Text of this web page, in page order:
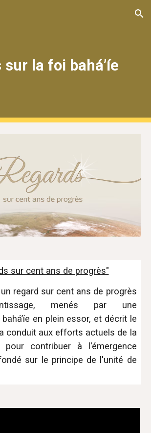
Skip to navigation
sur la foi bahá’íe
sur cent ans de progrès"
regard sur cent ans de progrès
menés par une
en plein essor, et décrit le
conduit aux efforts actuels de la
pour contribuer à l'émergence
sur le principe de l'unité de